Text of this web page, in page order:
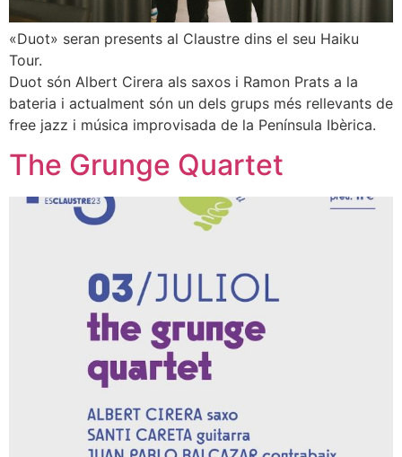
«Duot» seran presents al Claustre dins el seu Haiku
Tour.
Duot són Albert Cirera als saxos i Ramon Prats a la
bateria i actualment són un dels grups més rellevants de
free jazz i música improvisada de la Península Ibèrica.
The Grunge Quartet